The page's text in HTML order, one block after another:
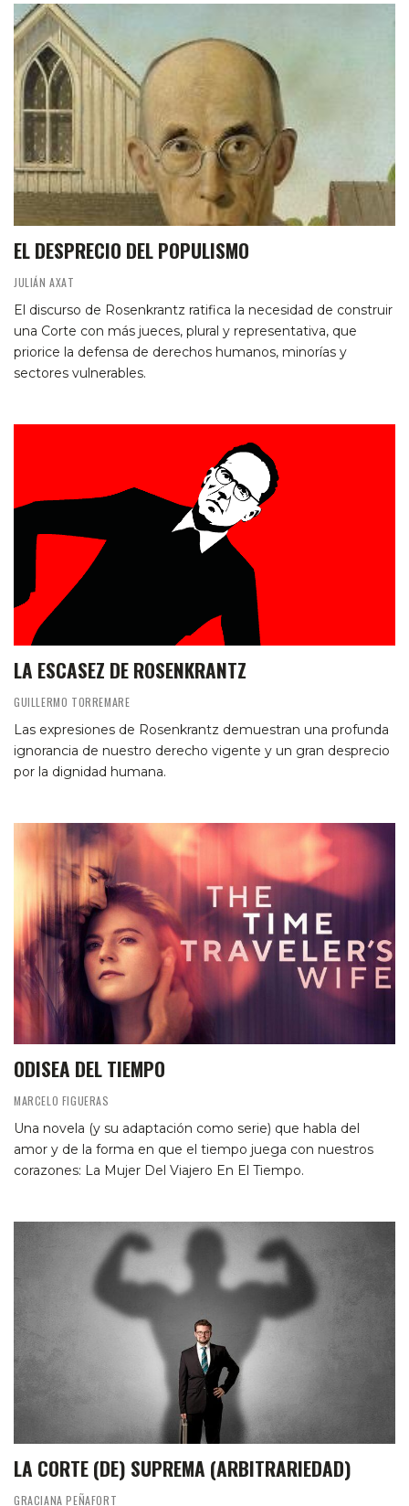
EL DESPRECIO DEL POPULISMO
JULIÁN AXAT
El discurso de Rosenkrantz ratifica la necesidad de construir
una Corte con más jueces, plural y representativa, que
priorice la defensa de derechos humanos, minorías y
sectores vulnerables.
LA ESCASEZ DE ROSENKRANTZ
GUILLERMO TORREMARE
Las expresiones de Rosenkrantz demuestran una profunda
ignorancia de nuestro derecho vigente y un gran desprecio
por la dignidad humana.
ODISEA DEL TIEMPO
MARCELO FIGUERAS
Una novela (y su adaptación como serie) que habla del
amor y de la forma en que el tiempo juega con nuestros
corazones: La Mujer Del Viajero En El Tiempo.
LA CORTE (DE) SUPREMA (ARBITRARIEDAD)
GRACIANA PEÑAFORT